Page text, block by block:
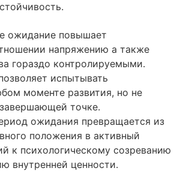
ожидание повышает
напряжению а также
гораздо контролируемыми.
испытывать
моменте развития, но не
точке.
ожидания превращается из
положения в активный
к психологическому созреванию
внутренней ценности.